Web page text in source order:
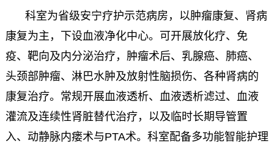
科室为省级安宁疗护示范病房，以肿瘤康复、肾病
康复为主，下设血液净化中心。可开展放化疗、免
疫、靶向及内分泌治疗，肿瘤术后、乳腺癌、肺癌、
头颈部肿瘤、淋巴水肿及放射性脑损伤、各种肾病的
康复治疗。常规开展血液透析、血液透析滤过、血液
灌流及连续性肾脏替代治疗，以及临时长期导管置
入、动静脉内瘘术与PTA术。科室配备多功能智能护理